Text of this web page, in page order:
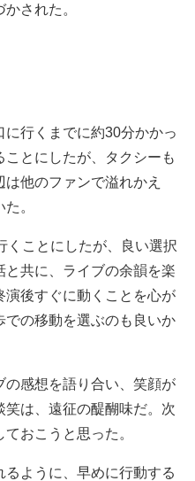
された。
行くまでに約30分かかっ
とにしたが、タクシーも
他のファンで溢れかえ
。
くことにしたが、良い選択
共に、ライブの余韻を楽
演後すぐに動くことを心が
での移動を選ぶのも良いか
の感想を語り合い、笑顔が
は、遠征の醍醐味だ。次
おこうと思った。
るように、早めに行動する